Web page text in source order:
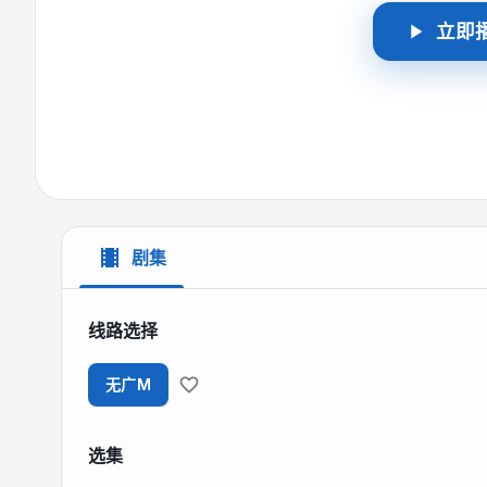
立即
剧集
线路选择
无广M
选集